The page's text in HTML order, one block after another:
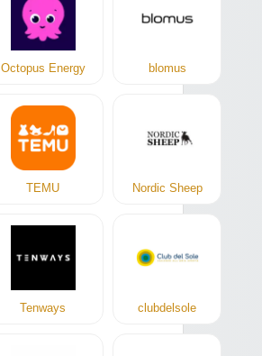
Octopus Energy blomus
TEMU Nordic Sheep
Tenways clubdelsole